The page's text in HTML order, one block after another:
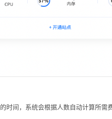
时间，系统会根据人数自动计算所需